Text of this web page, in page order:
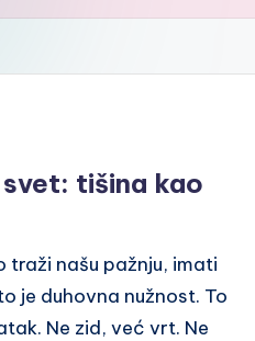
tišina kao
traži našu pažnju, imati
je duhovna nužnost. To
Ne zid, već vrt. Ne